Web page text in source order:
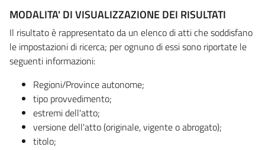
MODALITA' DI VISUALIZZAZIONE DEI RISULTATI
Il risultato è rappresentato da un elenco di atti che soddisfano
le impostazioni di ricerca; per ognuno di essi sono riportate le
seguenti informazioni:
Regioni/Province autonome;
tipo provvedimento;
estremi dell'atto;
versione dell'atto (originale, vigente o abrogato);
titolo;